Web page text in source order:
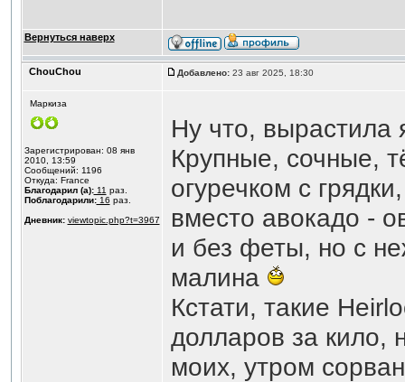
Вернуться наверх
ChouChou Добавлено:23 авг 2025, 18:30
Маркиза
Зарегистрирован: 08 янв
2010, 13:59
Сообщений: 1196
Откуда: France
Благодарил (а):11 раз.
Поблагодарили:16 раз.
Дневник: viewtopic.php?t=3967
Ну что,
Крупные, сочные,
огуречком с
вместо авокадо -
и без феты, но с
малина
Кстати, такие
долларов за кило,
моих, утром